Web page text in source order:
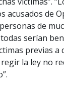
acusados de
de
todas serían
previas a
la ley no